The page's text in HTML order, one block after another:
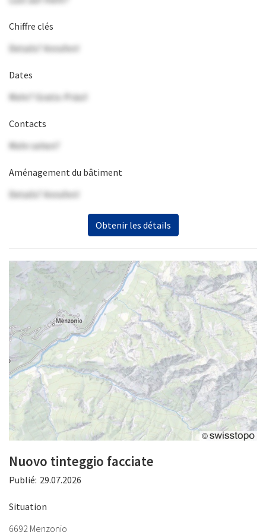
Chiffre clés
Details? Anrufen!
Dates
Mehr? Gratis-Präsi!
Contacts
Mehr sehen?
Aménagement du bâtiment
Details? Anrufen!
Obtenir les détails
Nuovo tinteggio facciate
Publié: 29.07.2026
Situation
6692 Menzonio